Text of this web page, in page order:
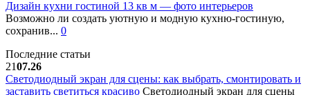
Дизайн кухни гостиной 13 кв м — фото интерьеров
Возможно ли создать уютную и модную кухню-гостиную,
сохранив... 0
Последние статьи
2107.26
Светодиодный экран для сцены: как выбрать, смонтировать и
заставить светиться красиво Светодиодный экран для сцены